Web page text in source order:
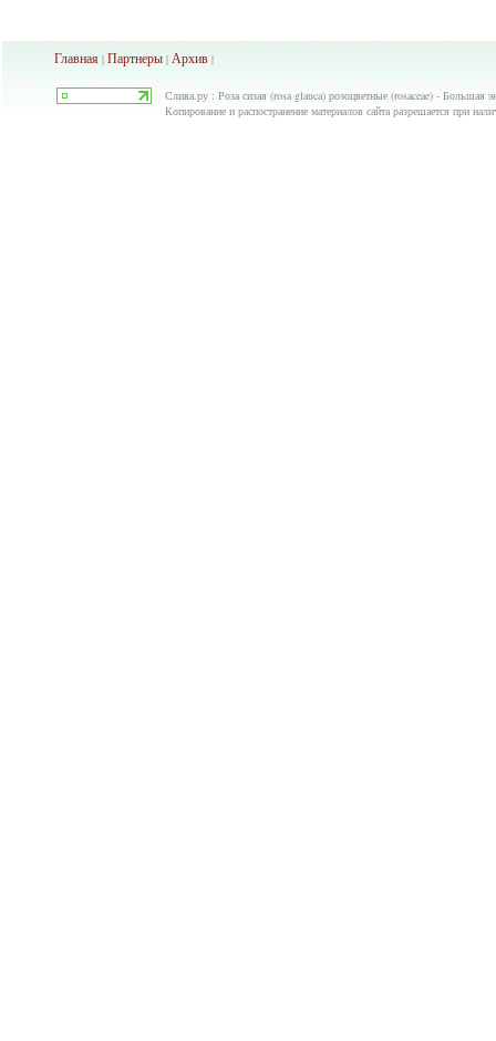
Главная| Партнеры| Архив|
Слива.ру : Роза сизая (rosa glauca) розоцветные (rosaceae) - Большая
Копирование и распостранение материалов сайта разрешается при